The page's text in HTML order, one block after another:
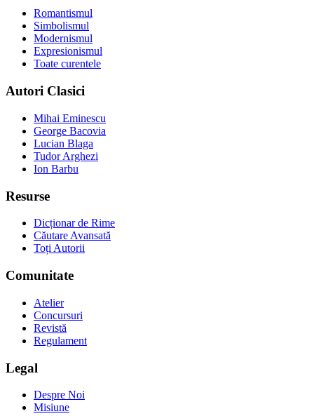
Romantismul
Simbolismul
Modernismul
Expresionismul
Toate curentele
Autori Clasici
Mihai Eminescu
George Bacovia
Lucian Blaga
Tudor Arghezi
Ion Barbu
Resurse
Dicționar de Rime
Căutare Avansată
Toți Autorii
Comunitate
Atelier
Concursuri
Revistă
Regulament
Legal
Despre Noi
Misiune